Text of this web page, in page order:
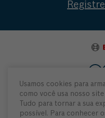
Usamos cookies para
como você usa nosso
Tudo para tornar a sua
possível. Para conhecer